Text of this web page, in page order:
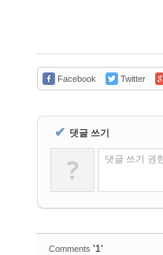
Facebook Twitter
✔ 댓글 쓰기
? 댓글 쓰기 권
Comments '1'